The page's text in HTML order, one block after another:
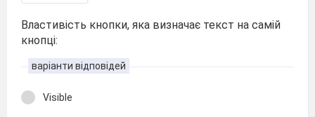
Властивість кнопки, яка визначає текст на самій
кнопці:
варіанти відповідей
Visible